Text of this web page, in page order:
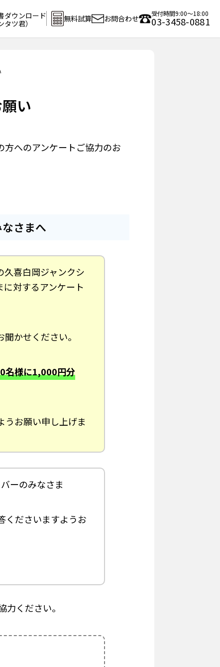
ダウンロード
タツ君）
無料試算 お問合わせ
受付時間9:00～18:00
03-3458-0881
い
方へのアンケートご協力のお
さまへ
喜白岡ジャンクシ
対するアンケート
かせください。
名様に1,000円分
うお願い申し上げま
ーのみなさま
くださいますようお
ください。